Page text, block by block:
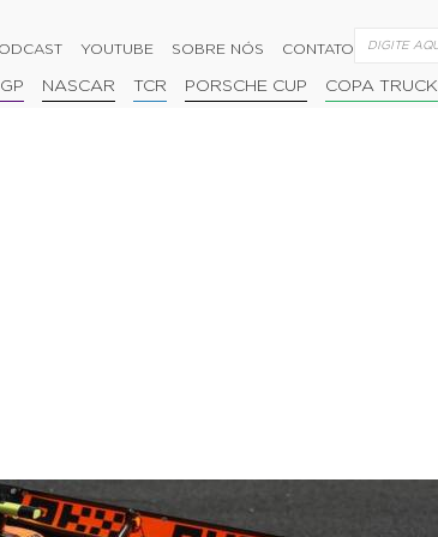
YOUTUBE SOBRE NÓS CONTATO
NASCAR TCR PORSCHE CUP COPA TRUCK